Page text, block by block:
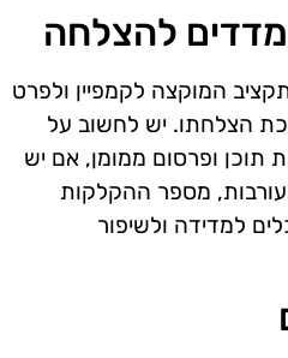
להצלחה
המוקצה לקמפיין ולפרט
הצלחתו. יש לחשוב על
תוכן ופרסום ממומן, אם יש
מספר ההקלקות
למדידה ולשיפור